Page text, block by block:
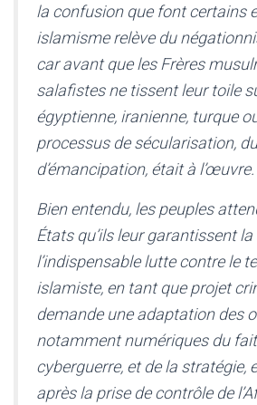
la confusion que font certains
islamisme relève du
car avant que les Frères
salafistes ne tissent leur toile
égyptienne, iranienne, turque
processus de sécularisation,
d’émancipation, était à l’œuvre.
Bien entendu, les peuples
États qu’ils leur garantissent la
l’indispensable lutte contre le
islamiste, en tant que projet
demande une adaptation des
notamment numériques du
cyberguerre, et de la stratégie,
après la prise de contrôle de